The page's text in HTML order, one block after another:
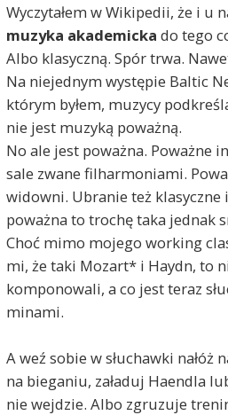
Wyczytałem w Wikipedii, że i u
muzyka akademicka do tego
Albo klasyczną. Spór trwa.
Na niejednym występie Baltic
którym byłem, muzycy
nie jest muzyką poważną.
No ale jest poważna. Poważne
sale zwane filharmoniami.
widowni. Ubranie też klasyczne
poważna to trochę taka jednak
Choć mimo mojego working
mi, że taki Mozart* i Haydn, to
komponowali, a co jest teraz
minami.
A weź sobie w słuchawki nałóż
na bieganiu, załaduj Haendla
nie wejdzie. Albo zgruzuje